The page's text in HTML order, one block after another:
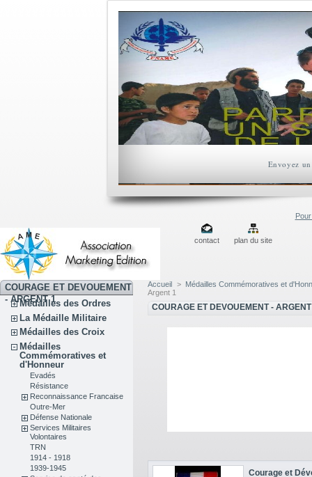
Envoyez
contact plan du site
COURAGE ET DEVOUEMENT
- ARGENT 1
Médailles des Ordres
La Médaille Militaire
Médailles des Croix
Médailles
Commémoratives et
d'Honneur
Evadés
Résistance
Reconnaissance Francaise
Outre-Mer
Défense Nationale
Services Militaires
Volontaires
TRN
1914 - 1918
1939-1945
Accueil >
Médailles Commémoratives et
Argent 1
COURAGE ET DEVOUEMENT -
Courage et